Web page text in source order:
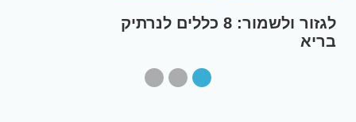
לגזור ולשמור: 8 כללים לנרתיק